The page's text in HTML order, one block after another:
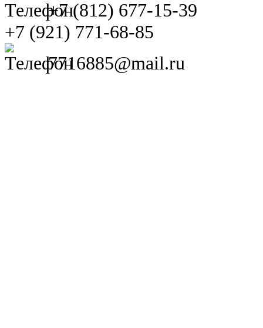
+7 (812) 677-15-39
+7 (921) 771-68-85
7716885@mail.ru